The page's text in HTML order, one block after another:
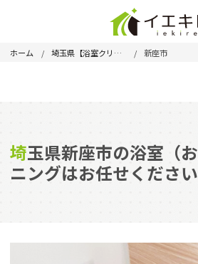
ホーム 埼玉県【浴室クリーニング】 新座市
埼玉県新座市の浴室（お風呂）クリー
ニングはお任せください